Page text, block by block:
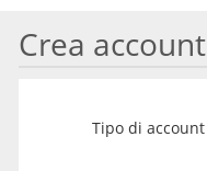
Crea account
Tipo di account